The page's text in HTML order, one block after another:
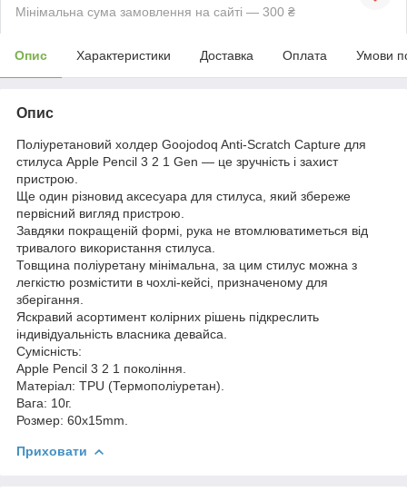
Мінімальна сума замовлення на сайті — 300 ₴
Опис Характеристики Доставка Оплата Умови
Опис
Поліуретановий холдер Goojodoq Anti-Scratch Capture для
стилуса Apple Pencil 3 2 1 Gen — це зручність і захист
пристрою.
Ще один різновид аксесуара для стилуса, який збереже
первісний вигляд пристрою.
Завдяки покращеній формі, рука не втомлюватиметься від
тривалого використання стилуса.
Товщина поліуретану мінімальна, за цим стилус можна з
легкістю розмістити в чохлі-кейсі, призначеному для
зберігання.
Яскравий асортимент колірних рішень підкреслить
індивідуальність власника девайса.
Сумісність:
Apple Pencil 3 2 1 покоління.
Матеріал: TPU (Термополіуретан).
Вага: 10г.
Розмер: 60x15mm.
Приховати